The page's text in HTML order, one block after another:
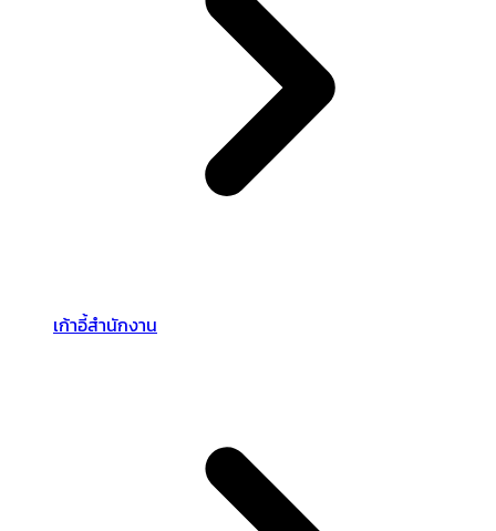
เก้าอี้สำนักงาน